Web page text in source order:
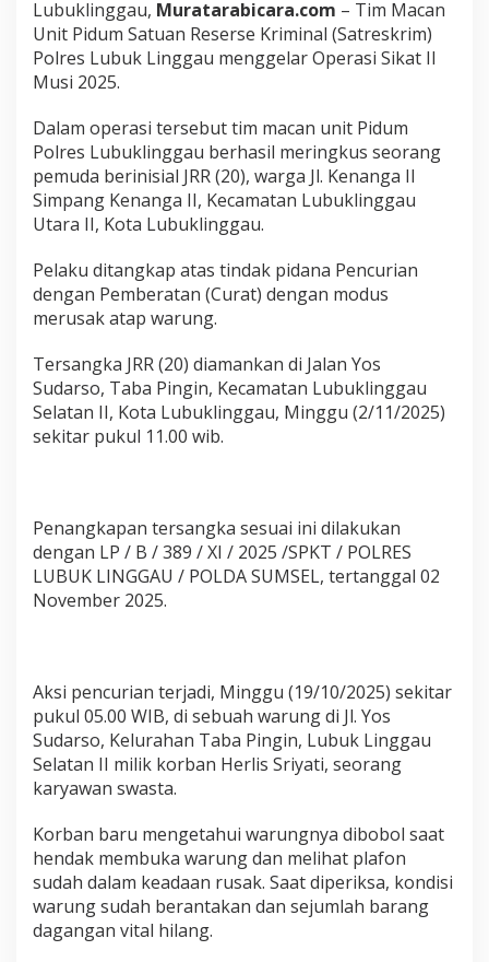
c
a
L
g
g
u
Lubuklinggau, Muratarabicara.com – Tim Macan
Unit Pidum Satuan Reserse Kriminal (Satreskrim)
Polres Lubuk Linggau menggelar Operasi Sikat II
Musi 2025.
Dalam operasi tersebut tim macan unit Pidum
Polres Lubuklinggau berhasil meringkus seorang
pemuda berinisial JRR (20), warga Jl. Kenanga II
Simpang Kenanga II, Kecamatan Lubuklinggau
Utara II, Kota Lubuklinggau.
Pelaku ditangkap atas tindak pidana Pencurian
dengan Pemberatan (Curat) dengan modus
merusak atap warung.
Tersangka JRR (20) diamankan di Jalan Yos
Sudarso, Taba Pingin, Kecamatan Lubuklinggau
Selatan II, Kota Lubuklinggau, Minggu (2/11/2025)
sekitar pukul 11.00 wib.
Penangkapan tersangka sesuai ini dilakukan
dengan LP / B / 389 / XI / 2025 /SPKT / POLRES
LUBUK LINGGAU / POLDA SUMSEL, tertanggal 02
November 2025.
Aksi pencurian terjadi, Minggu (19/10/2025) sekitar
pukul 05.00 WIB, di sebuah warung di Jl. Yos
Sudarso, Kelurahan Taba Pingin, Lubuk Linggau
Selatan II milik korban Herlis Sriyati, seorang
karyawan swasta.
Korban baru mengetahui warungnya dibobol saat
hendak membuka warung dan melihat plafon
sudah dalam keadaan rusak. Saat diperiksa, kondisi
warung sudah berantakan dan sejumlah barang
dagangan vital hilang.